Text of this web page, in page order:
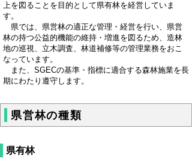
上を図ることを目的として県有林を経営していま
す。
県では、県営林の適正な管理・経営を行い、県営
林の持つ公益的機能の維持・増進を図るため、造林
地の巡視、立木調査、林道補修等の管理業務をおこ
なっています。
また、SGECの基準・指標に適合する森林施業を長
期にわたり遵守します。
県営林の種類
県有林